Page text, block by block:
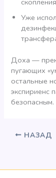
Уже
Доха —
пугающих
остальные
экспириенс
безопасным.
НАЗАД